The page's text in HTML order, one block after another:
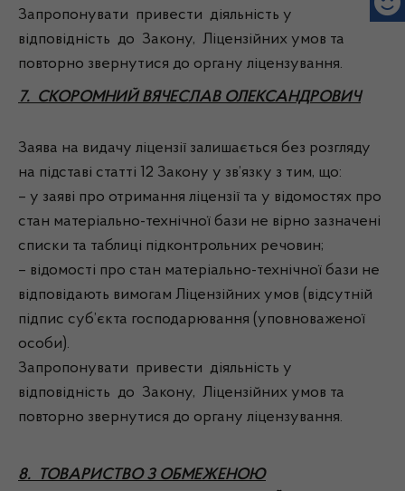
Запропонувати привести діяльність у
відповідність до Закону, Ліцензійних умов та
повторно звернутися до органу ліцензування.
7. СКОРОМНИЙ ВЯЧЕСЛАВ ОЛЕКСАНДРОВИЧ
Заява на видачу ліцензії залишається без розгляду
на підставі статті 12 Закону у зв’язку з тим, що:
– у заяві про отримання ліцензії та у відомостях про
стан матеріально-технічної бази не вірно зазначені
списки та таблиці підконтрольних речовин;
– відомості про стан матеріально-технічної бази не
відповідають вимогам Ліцензійних умов (відсутній
підпис суб’єкта господарювання (уповноваженої
особи).
Запропонувати привести діяльність у
відповідність до Закону, Ліцензійних умов та
повторно звернутися до органу ліцензування.
8. ТОВАРИСТВО З ОБМЕЖЕНОЮ